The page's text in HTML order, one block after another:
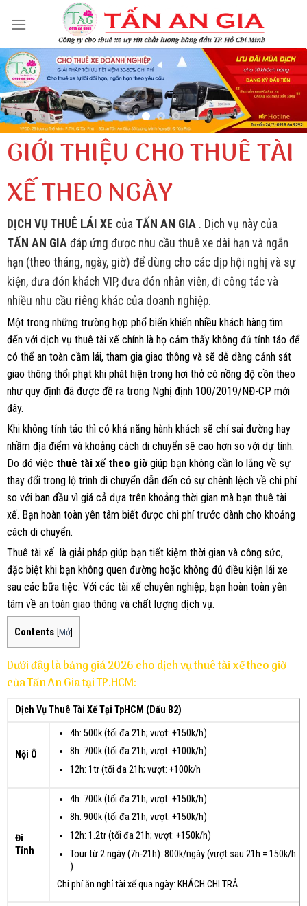
GIỚI THIỆU CHO THUÊ TÀI
XẾ THEO NGÀY
DỊCH VỤ THUÊ LÁI XE của TẤN AN GIA . Dịch vụ này của
TẤN AN GIA đáp ứng được nhu cầu thuê xe dài hạn và ngắn
hạn (theo tháng, ngày, giờ) để dùng cho các dịp hội nghị và sự
kiện, đưa đón khách VIP, đưa đón nhân viên, đi công tác và
nhiều nhu cầu riêng khác của doanh nghiệp.
Một trong những trường hợp phổ biến khiến nhiều khách hàng tìm
đến với dịch vụ thuê tài xế chính là họ cảm thấy không đủ tỉnh táo để
có thể an toàn cầm lái, tham gia giao thông và sẽ dễ dàng cảnh sát
giao thông thổi phạt khi phát hiện trong hơi thở có nồng độ cồn theo
như quy định đã được đề ra trong Nghị định 100/2019/NĐ-CP mới
đây.
Khi không tỉnh táo thì có khả năng hành khách sẽ chỉ sai đường hay
nhầm địa điểm và khoảng cách di chuyển sẽ cao hơn so với dự tính.
Do đó việc thuê tài xế theo giờ giúp bạn không cần lo lắng về sự
thay đổi trong lộ trình di chuyển dẫn đến có sự chênh lệch về chi phí
so với ban đầu vì giá cả dựa trên khoảng thời gian mà bạn thuê tài
xế. Bạn hoàn toàn yên tâm biết được chi phí trước dành cho khoảng
cách di chuyển.
Thuê tài xế là giải pháp giúp bạn tiết kiệm thời gian và công sức,
đặc biệt khi bạn không quen đường hoặc không đủ điều kiện lái xe
sau các bữa tiệc. Với các tài xế chuyên nghiệp, bạn hoàn toàn yên
tâm về an toàn giao thông và chất lượng dịch vụ.
Contents [Mở]
Dưới đây là bảng giá 2026 cho dịch vụ thuê tài xế theo giờ
của Tấn An Gia tại TP.HCM:
Dịch Vụ Thuê Tài Xế Tại TpHCM (Dấu B2)
Nội Ô
4h: 500k (tối đa 21h; vượt: +150k/h)
8h: 700k (tối đa 21h; vượt: +100k/h)
12h: 1tr (tối đa 21h; vượt: +100k/h
Đi
Tỉnh
4h: 700k (tối đa 21h; vượt: +150k/h)
8h: 900k (tối đa 21h; vượt: +150k/h)
12h: 1.2tr (tối đa 21h; vượt: +150k/h)
Tour từ 2 ngày (7h-21h): 800k/ngày (vượt sau 21h = 150k/h
)
Chi phí ăn nghỉ tài xế qua ngày: KHÁCH CHI TRẢ